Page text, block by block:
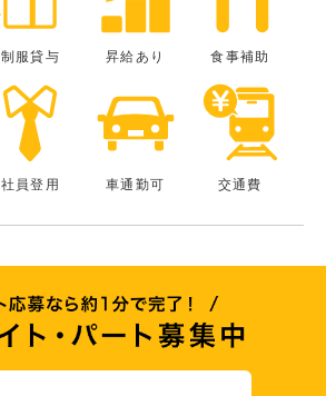
制服貸与 昇給あり 食事補助
社員登用 車通勤可 交通費